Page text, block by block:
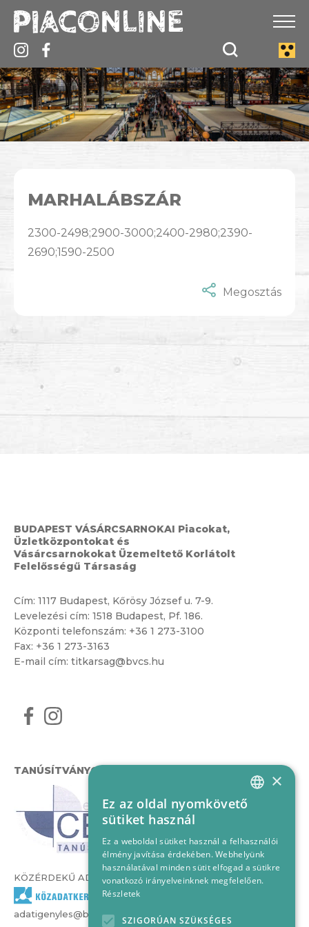
MARHALÁBSZÁR
2300-2498;2900-3000;2400-2980;2390-
2690;1590-2500
Megosztás
BUDAPEST VÁSÁRCSARNOKAI Piacokat,
Üzletközpontokat és
Vásárcsarnokokat Üzemeltető Korlátolt
Felelősségű Társaság
Cím: 1117 Budapest, Kőrösy József u. 7-9.
Levelezési cím: 1518 Budapest, Pf. 186.
Központi telefonszám: +36 1 273-3100
Fax: +36 1 273-3163
E-mail cím: titkarsag@bvcs.hu
TANÚSÍTVÁNYOK
KÖZÉRDEKŰ ADATOK
adatigenyles@bvcs.hu
HUNGARIAN
×
Ez az oldal nyomkövető
sütiket használ
Ez a weboldal sütiket használ a felhasználói
élmény javítása érdekében. Webhelyünk
használatával minden sütit elfogad a sütikre
vonatkozó irányelveinknek megfelelően.
Részletek
SZIGORÚAN SZÜKSÉGES